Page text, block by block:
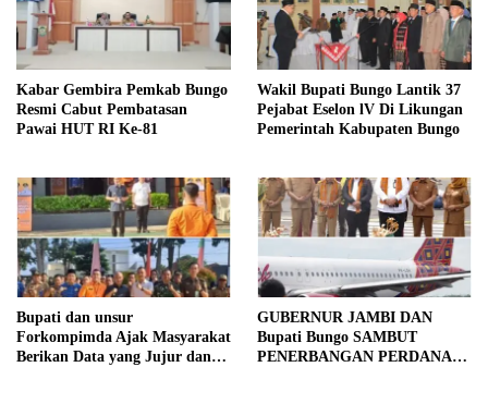
Kabar Gembira Pemkab Bungo
Resmi Cabut Pembatasan
Pawai HUT RI Ke-81
Wakil Bupati Bungo Lantik 37
Pejabat Eselon lV Di Likungan
Pemerintah Kabupaten Bungo
Bupati dan unsur
Forkompimda Ajak Masyarakat
Berikan Data yang Jujur dan
GUBERNUR JAMBI DAN
Bupati Bungo SAMBUT
PENERBANGAN PERDANA